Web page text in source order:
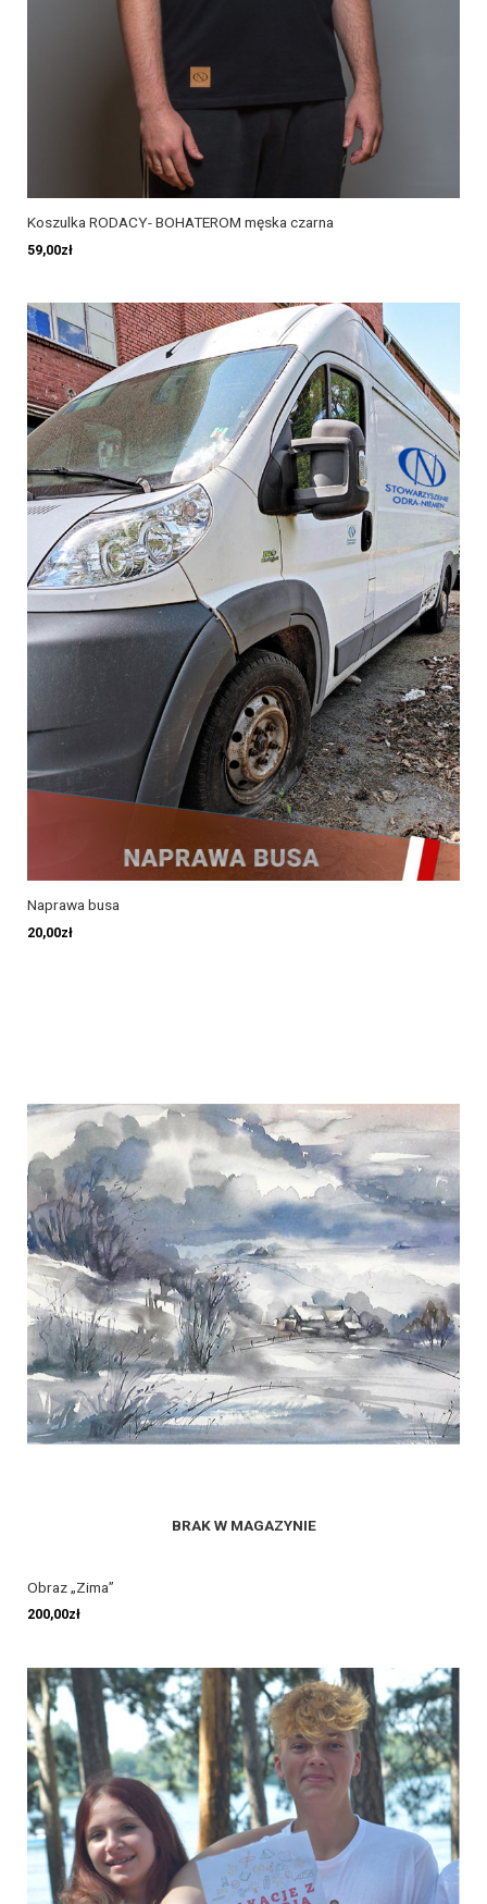
Koszulka RODACY- BOHATEROM męska czarna
59,00zł
Naprawa busa
20,00zł
BRAK W MAGAZYNIE
Obraz „Zima”
200,00zł